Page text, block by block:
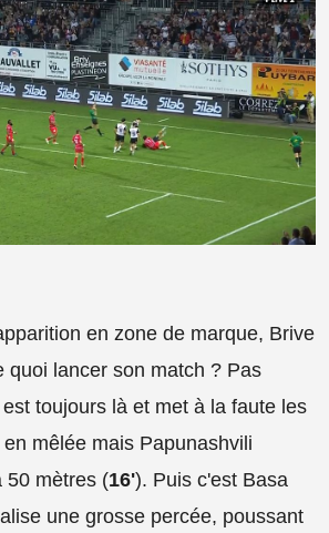
en zone de marque, Brive
quoi lancer son match ? Pas
toujours là et met à la faute les
mêlée mais Papunashvili
50 mètres (16'). Puis c'est Basa
une grosse percée, poussant